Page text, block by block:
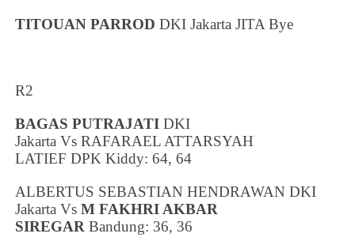
TITOUAN PARROD DKI Jakarta JITA Bye
R2
BAGAS PUTRAJATI DKI
Jakarta VsRAFARAEL ATTARSYAH
LATIEF DPK Kiddy: 64, 64
ALBERTUS SEBASTIAN HENDRAWANDKI
Jakarta VsM FAKHRI AKBAR
SIREGAR Bandung: 36, 36